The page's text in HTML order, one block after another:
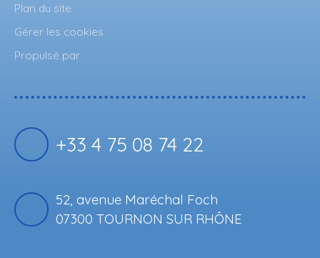
Plan du site
Gérer les cookies
Propulsé par
+33 4 75 08 74 22
52, avenue Maréchal Foch
07300 TOURNON SUR RHÔNE